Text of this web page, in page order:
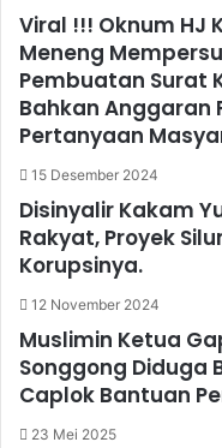
Viral !!! Oknum HJ
Meneng
Pembuatan Surat
Bahkan Anggaran
Pertanyaan
15 Desember 2024
Disinyalir Kakam
Rakyat, Proyek
Korupsinya.
12 November 2024
Muslimin Ketua
Songgong Diduga
Caplok Bantuan
23 Mei 2025